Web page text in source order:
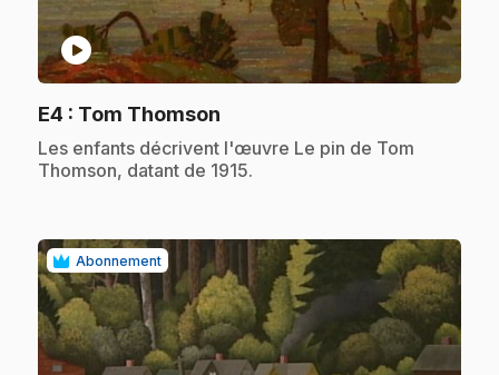
play_circle
E4 : Tom Thomson
.Les enfants décrivent l'œuvre Le pin de Tom
Thomson, datant de 1915.
Abonnement